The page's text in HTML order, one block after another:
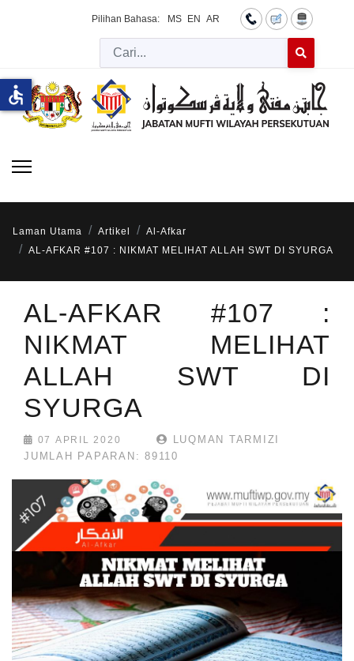
Pilihan Bahasa: MS EN AR
Cari
Laman Utama Artikel
Al-Afkar
AL-AFKAR #107 : NIKMAT MELIHAT ALLAH SWT DI SYURGA
AL-AFKAR #107 :
NIKMAT MELIHAT
ALLAH SWT DI
SYURGA
07 APRIL 2020
LUQMAN TARMIZI
JUMLAH PAPARAN: 89110
accessible